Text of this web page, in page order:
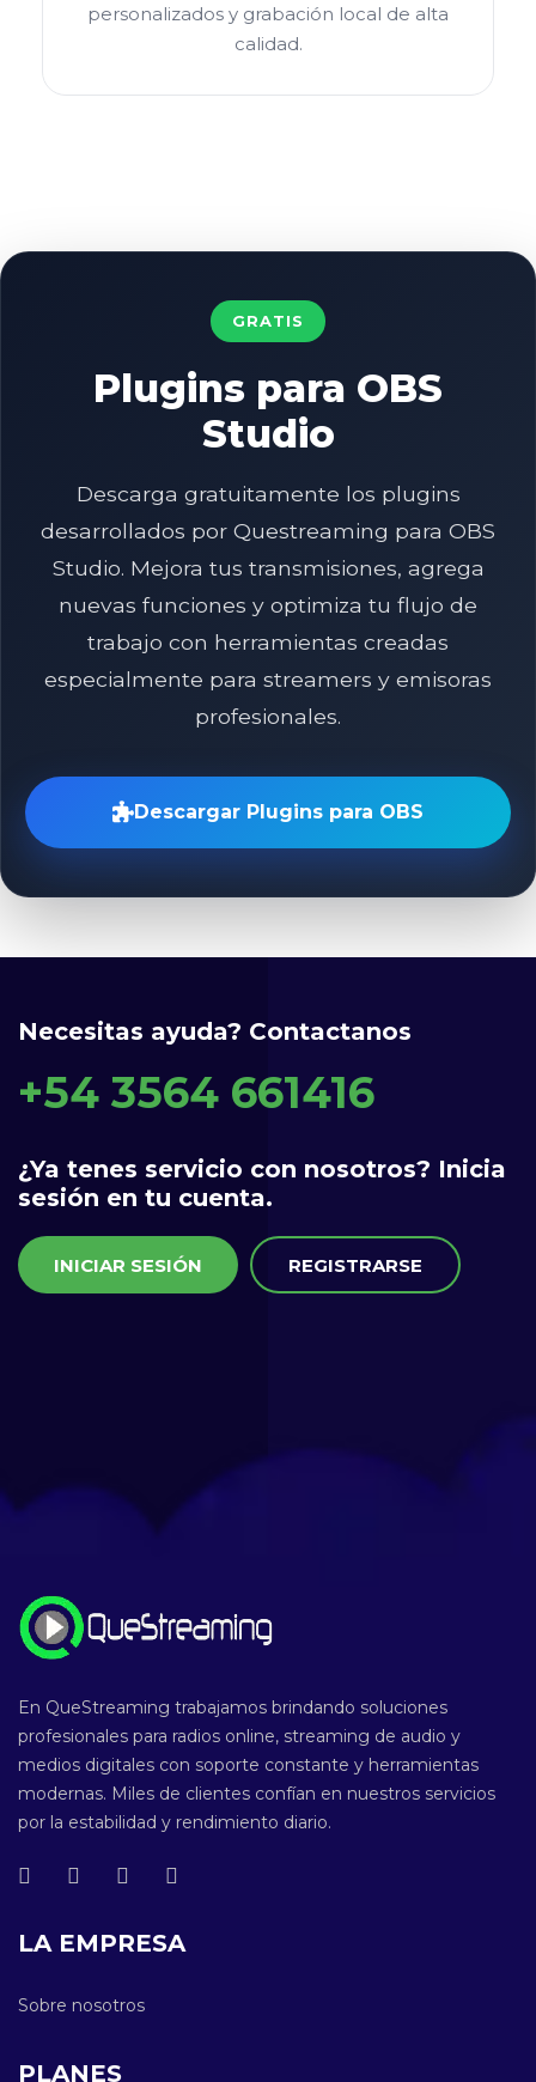
personalizados y grabación local de alta
calidad.
GRATIS
Plugins para OBS
Studio
Descarga gratuitamente los plugins
desarrollados por Questreaming para OBS
Studio. Mejora tus transmisiones, agrega
nuevas funciones y optimiza tu flujo de
trabajo con herramientas creadas
especialmente para streamers y emisoras
profesionales.
Descargar Plugins para OBS
Necesitas ayuda? Contactanos
+54 3564 661416
¿Ya tenes servicio con nosotros? Inicia
sesión en tu cuenta.
INICIAR SESIÓN REGISTRARSE
En QueStreaming trabajamos brindando soluciones
profesionales para radios online, streaming de audio y
medios digitales con soporte constante y herramientas
modernas. Miles de clientes confían en nuestros servicios
por la estabilidad y rendimiento diario.
LA EMPRESA
Sobre nosotros
PLANES